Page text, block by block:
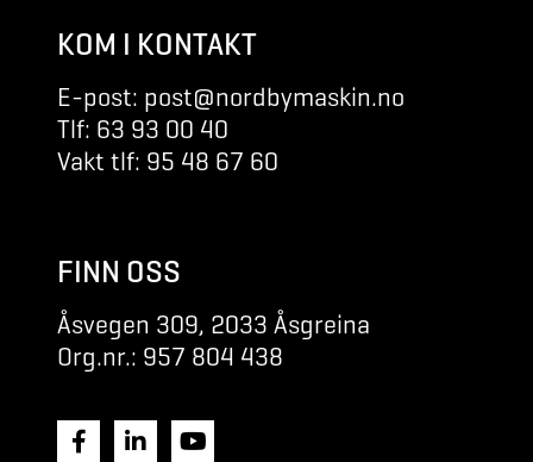
KOM I KONTAKT
E-post: post@nordbymaskin.no
Tlf: 63 93 00 40
Vakt tlf: 95 48 67 60
FINN OSS
Åsvegen 309, 2033 Åsgreina
Org.nr.: 957 804 438